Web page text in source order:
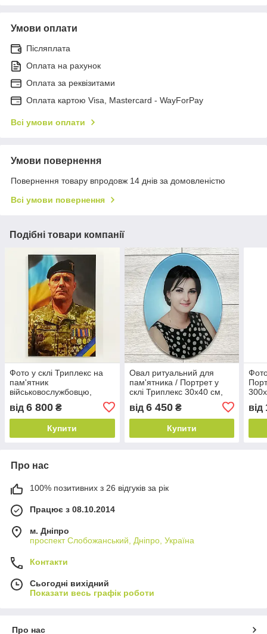
Умови оплати
Післяплата
Оплата на рахунок
Оплата за реквізитами
Оплата картою Visa, Mastercard - WayForPay
Всі умови оплати
Умови повернення
Повернення товару впродовж 14 днів за домовленістю
Всі умови повернення
Подібні товари компанії
Фото у склі Триплекс на
пам'ятник
військовослужбовцю,
40х60 см, товщина 12 мм
(6+6)
від 6 800 ₴
Купити
Овал ритуальний для
пам'ятника / Портрет у
склі Триплекс 30х40 см,
від 6 450₴
Купити
від
Про нас
100% позитивних з 26 відгуків за рік
Працює з 08.10.2014
м. Дніпро
проспект Слобожанський, Дніпро, Україна
Контакти
Сьогодні вихідний
Показати весь графік роботи
Про нас